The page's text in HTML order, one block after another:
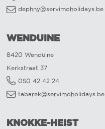
dephny@servimoholidays.be
WENDUINE
8420 Wenduine
Kerkstraat 37
050 42 42 24
tabarek@servimoholidays.be
KNOKKE-HEIST